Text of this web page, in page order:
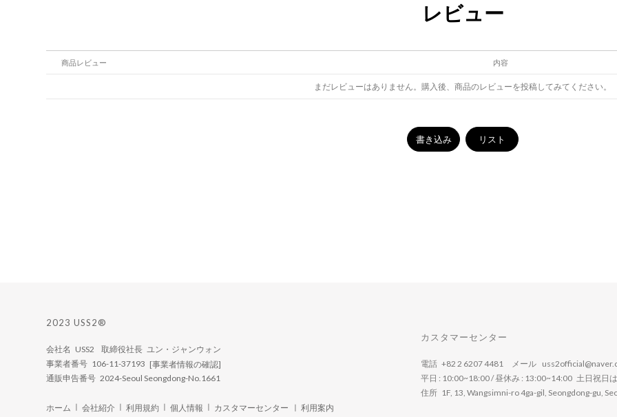
レビュー
商品レビュー 内容
まだレビューはありません。購入後、商品のレビューを投稿してみてください。
書き込み リスト
2023 USS2®
会社名 USS2 取締役社長 ユン・ジャンウォン
事業者番号 106-11-37193 [事業者情報の確認]
通販申告番号 2024-Seoul Seongdong-No.1661
ホーム ㅣ会社紹介 ㅣ利用規約 ㅣ個人情報 ㅣ カスタマーセンター ㅣ利用案内
カスタマーセンター
電話 +82 2 6207 4481 メール
平日 : 10:00~18:00 / 昼休み : 13:00~14:00 土日祝日
住所 1F, 13, Wangsimni-ro 4ga-gil, Seongdong-gu,